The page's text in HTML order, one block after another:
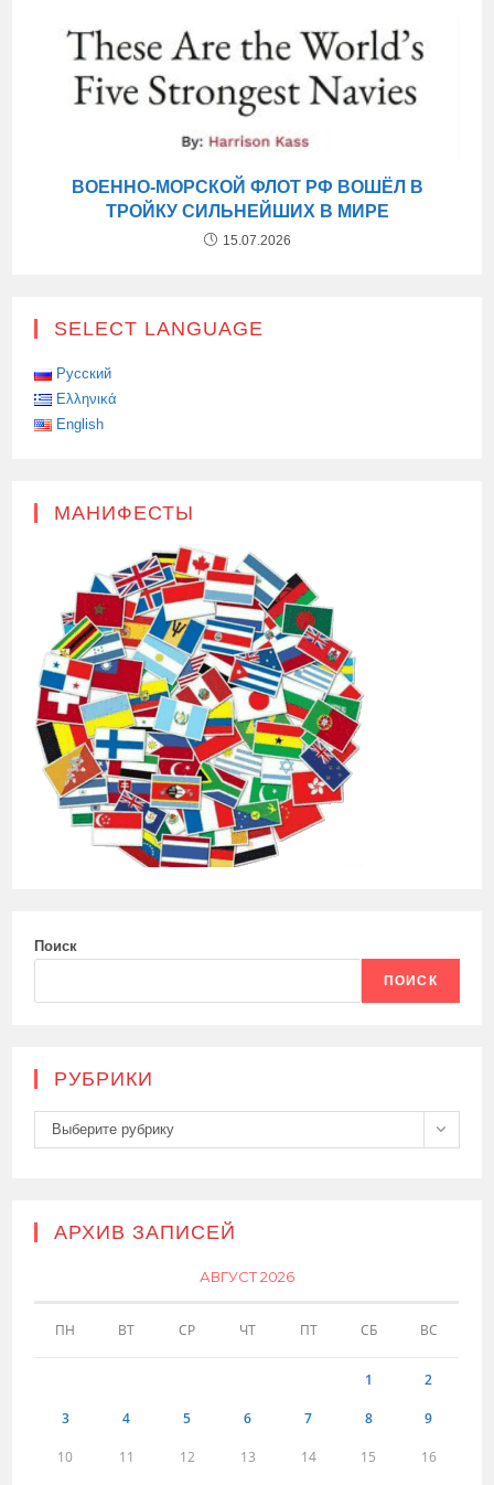
ВОЕННО-МОРСКОЙ ФЛОТ РФ ВОШЁЛ В
ТРОЙКУ СИЛЬНЕЙШИХ В МИРЕ
15.07.2026
SELECT LANGUAGE
Русский
Ελληνικά
English
МАНИФЕСТЫ
Поиск
ПОИСК
РУБРИКИ
Рубрики
Выберите рубрику
АРХИВ ЗАПИСЕЙ
АВГУСТ 2026
ПН ВТ СР ЧТ ПТ СБ ВС
1 2
3 4 5 6 7 8 9
10 11 12 13 14 15 16